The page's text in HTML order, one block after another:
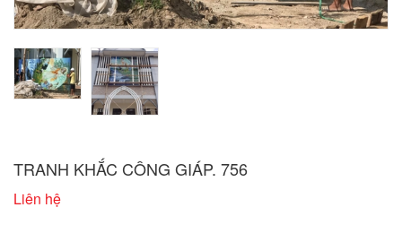
TRANH KHẮC CÔNG GIÁP. 756
Liên hệ